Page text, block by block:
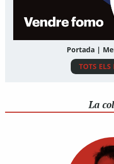
Portada |
TOTS
La